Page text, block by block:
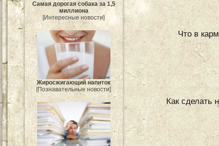
Самая дорогая собака за 1,5
миллиона
[Интересные новости]
Жиросжигающий напиток
[Познавательные новости]
Что в
Как сделать